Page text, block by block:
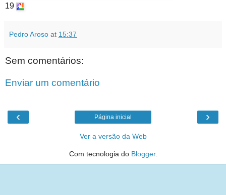
19
Pedro Aroso at 15:37
Sem comentários:
Enviar um comentário
‹ ›
Página inicial
Ver a versão da Web
Com tecnologia do Blogger.